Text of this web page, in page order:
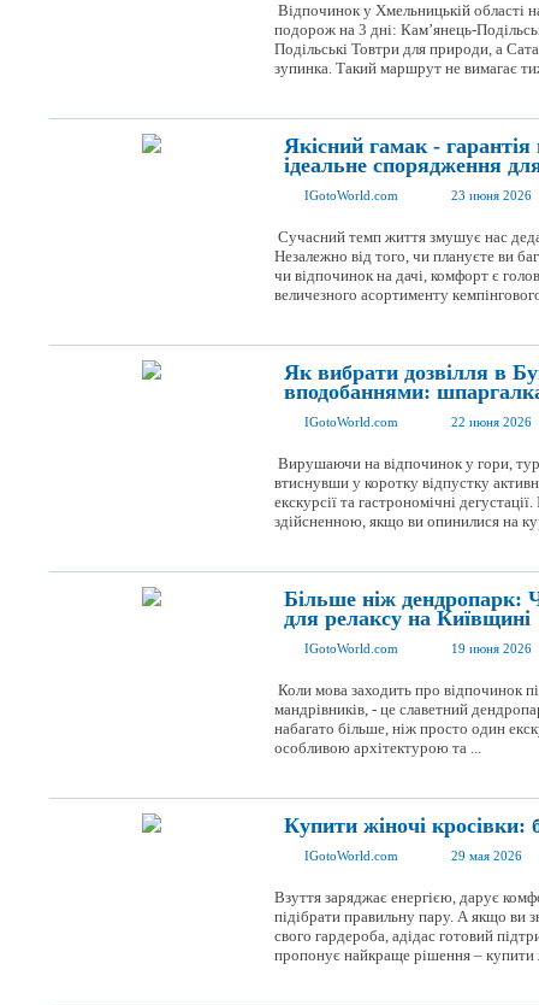
Відпочинок у Хмельницькій області
подорож на 3 дні: Кам’янець-
Подільські Товтри для природи, а
зупинка. Такий маршрут не вимагає
Якісний гамак -
ідеальне спорядження
IGotoWorld.com 23 июня 2026
Сучасний темп життя змушує нас
Незалежно від того, чи плануєте ви
чи відпочинок на дачі, комфорт є
величезного асортименту
Як вибрати дозвілля в
вподобаннями:
IGotoWorld.com 22 июня 2026
Вирушаючи на відпочинок у гори,
втиснувши у коротку відпустку
екскурсії та гастрономічні
здійсненною, якщо ви опинилися на
Більше ніж дендропарк:
для релаксу на Київщині
IGotoWorld.com 19 июня 2026
Коли мова заходить про відпочинок
мандрівників, - це славетний
набагато більше, ніж просто один
особливою архітектурою та ...
Купити жіночі кросівки:
IGotoWorld.com 29 мая 2026
Взуття заряджає енергією, дарує
підібрати правильну пару. А якщо ви
свого гардероба, адідас готовий
пропонує найкраще рішення – купити